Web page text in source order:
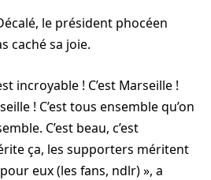
le président phocéen
caché sa joie.
incroyable ! C’est Marseille !
! C’est tous ensemble qu’on
C’est beau, c’est
ça, les supporters méritent
eux (les fans, ndlr) », a